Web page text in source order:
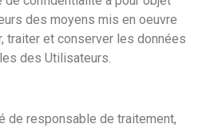
des moyens mis en oeuvre
traiter et conserver les données
des Utilisateurs.
de responsable de traitement,